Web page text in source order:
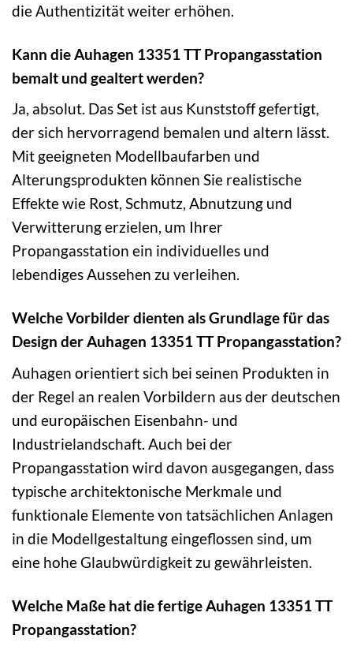
die Authentizität weiter erhöhen.
Kann die Auhagen 13351 TT Propangasstation
bemalt und gealtert werden?
Ja, absolut. Das Set ist aus Kunststoff gefertigt,
der sich hervorragend bemalen und altern lässt.
Mit geeigneten Modellbaufarben und
Alterungsprodukten können Sie realistische
Effekte wie Rost, Schmutz, Abnutzung und
Verwitterung erzielen, um Ihrer
Propangasstation ein individuelles und
lebendiges Aussehen zu verleihen.
Welche Vorbilder dienten als Grundlage für das
Design der Auhagen 13351 TT Propangasstation?
Auhagen orientiert sich bei seinen Produkten in
der Regel an realen Vorbildern aus der deutschen
und europäischen Eisenbahn- und
Industrielandschaft. Auch bei der
Propangasstation wird davon ausgegangen, dass
typische architektonische Merkmale und
funktionale Elemente von tatsächlichen Anlagen
in die Modellgestaltung eingeflossen sind, um
eine hohe Glaubwürdigkeit zu gewährleisten.
Welche Maße hat die fertige Auhagen 13351 TT
Propangasstation?